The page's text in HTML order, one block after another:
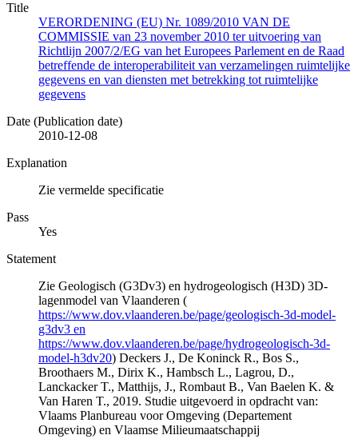
Title
VERORDENING (EU) Nr. 1089/2010 VAN DE
COMMISSIE van 23 november 2010 ter uitvoering van
Richtlijn 2007/2/EG van het Europees Parlement en de Raad
betreffende de interoperabiliteit van verzamelingen ruimtelijke
gegevens en van diensten met betrekking tot ruimtelijke
gegevens
Date (Publication date)
2010-12-08
Explanation
Zie vermelde specificatie
Pass
Yes
Statement
Zie Geologisch (G3Dv3) en hydrogeologisch (H3D) 3D-
lagenmodel van Vlaanderen (
https://www.dov.vlaanderen.be/page/geologisch-3d-model-
g3dv3 en
https://www.dov.vlaanderen.be/page/hydrogeologisch-3d-
model-h3dv20) Deckers J., De Koninck R., Bos S.,
Broothaers M., Dirix K., Hambsch L., Lagrou, D.,
Lanckacker T., Matthijs, J., Rombaut B., Van Baelen K. &
Van Haren T., 2019. Studie uitgevoerd in opdracht van:
Vlaams Planbureau voor Omgeving (Departement
Omgeving) en Vlaamse Milieumaatschappij